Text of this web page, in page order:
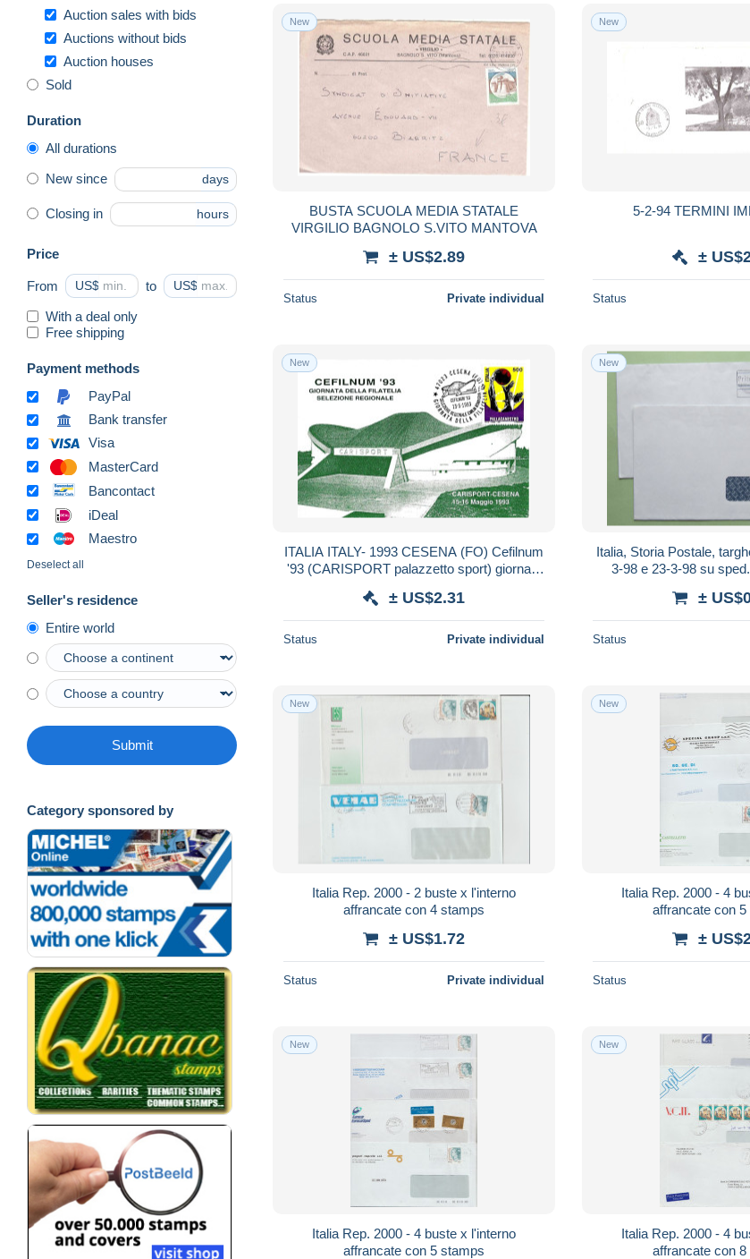
Auction sales with bids
Auctions without bids
Auction houses
Sold
Duration
All durations
New since days
Closing in hours
Price
From US$ to US$
With a deal only
Free shipping
Payment methods
PayPal
Bank transfer
Visa
MasterCard
Bancontact
iDeal
Maestro
Deselect all
Seller's residence
Entire world
Submit
Category sponsored by
New
BUSTA SCUOLA MEDIA STATALE
VIRGILIO BAGNOLO S.VITO MANTOVA
± US$2.89
Status Private individual
New
5-2-94 TERMINI
±
Status
New
ITALIA ITALY- 1993 CESENA (FO) Cefilnum
'93 (CARISPORT palazzetto sport) giornata
± US$2.31
Status Private individual
New
Italia, Storia Postale,
3-98 e 23-3-98 su
±
Status
New
Italia Rep. 2000 - 2 buste x l'interno
affrancate con 4 stamps
± US$1.72
Status Private individual
New
Italia Rep. 2000 - 4
affrancate con
±
Status
New
Italia Rep. 2000 - 4 buste x l'interno
affrancate con 5 stamps
New
Italia Rep. 2000 - 4
affrancate con